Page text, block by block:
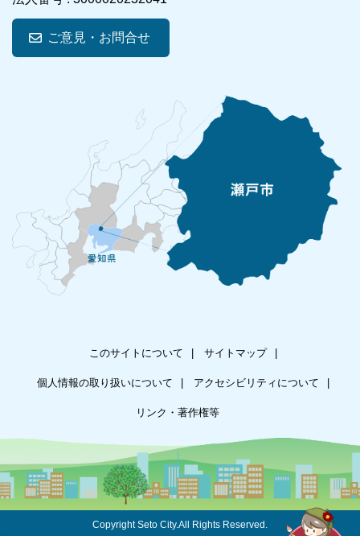
ご意見・お問合せ
このサイトについて サイトマップ
個人情報の取り扱いについて アクセシビリティについて
リンク・著作権等
Copyright Seto City.All Rights Reserved.